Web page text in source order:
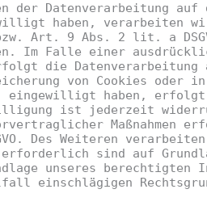
der Datenverarbeitung auf
haben, verarbeiten wir
Art. 9 Abs. 2 lit. a
Im Falle einer
die Datenverarbeitung
von Cookies
haben,
ist jederzeit
Maßnahmen
Des Weiteren
sind auf
unseres
einschlägigen